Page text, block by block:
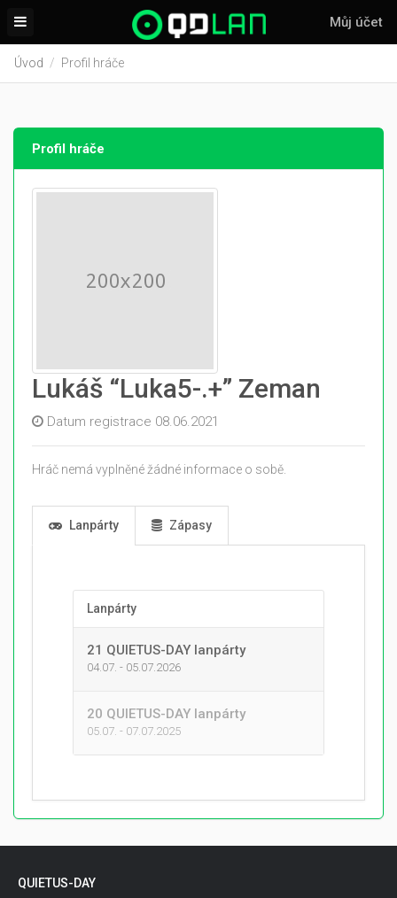
Můj účet
Úvod Profil hráče
Profil hráče
Lukáš “Luka5-.+” Zeman
Datum registrace 08.06.2021
Hráč nemá vyplněné žádné informace o sobě.
Lanpárty Zápasy
Lanpárty
21 QUIETUS-DAY lanpárty
04.07. - 05.07.2026
20 QUIETUS-DAY lanpárty
05.07. - 07.07.2025
QUIETUS-DAY